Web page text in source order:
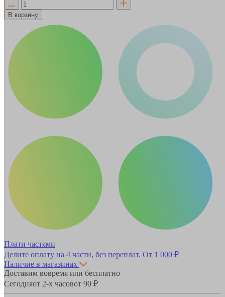
В корзину
Плати частями
Делите оплату на 4 части, без переплат. От 1 000 ₽
Наличие в магазинах
Доставим вовремя или бесплатно
Сегодняот 2-х часовот 90 ₽